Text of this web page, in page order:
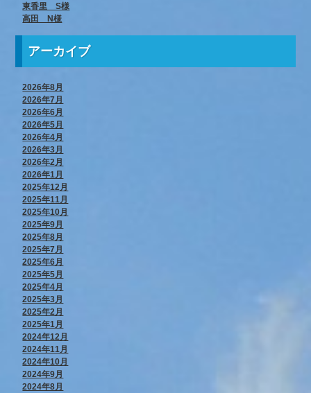
東香里 S様
高田 N様
アーカイブ
2026年8月
2026年7月
2026年6月
2026年5月
2026年4月
2026年3月
2026年2月
2026年1月
2025年12月
2025年11月
2025年10月
2025年9月
2025年8月
2025年7月
2025年6月
2025年5月
2025年4月
2025年3月
2025年2月
2025年1月
2024年12月
2024年11月
2024年10月
2024年9月
2024年8月